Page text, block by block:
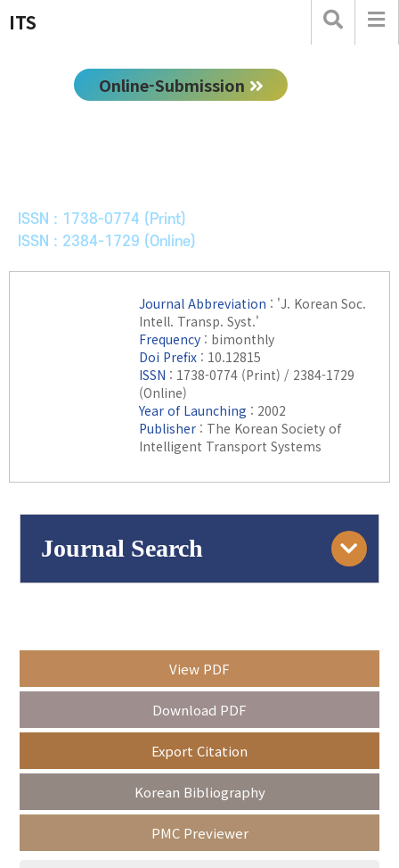
ITS
Online-Submission
ISSN : 1738-0774 (Print)
ISSN : 2384-1729 (Online)
Journal Abbreviation : 'J. Korean Soc.
Intell. Transp. Syst.'
Frequency : bimonthly
Doi Prefix : 10.12815
ISSN : 1738-0774 (Print) / 2384-1729
(Online)
Year of Launching : 2002
Publisher : The Korean Society of
Intelligent Transport Systems
Journal Search
Year(s) :
to
View PDF
Download PDF
Export Citation
Korean Bibliography
PMC Previewer